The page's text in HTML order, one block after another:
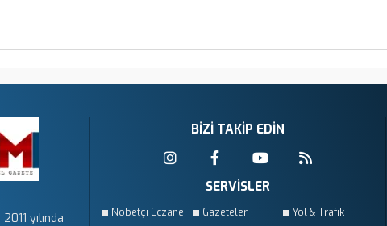
yılında
BİZİ TAKİP EDİN
SERVİSLER
Nöbetçi Eczane Gazeteler Yol & Trafik